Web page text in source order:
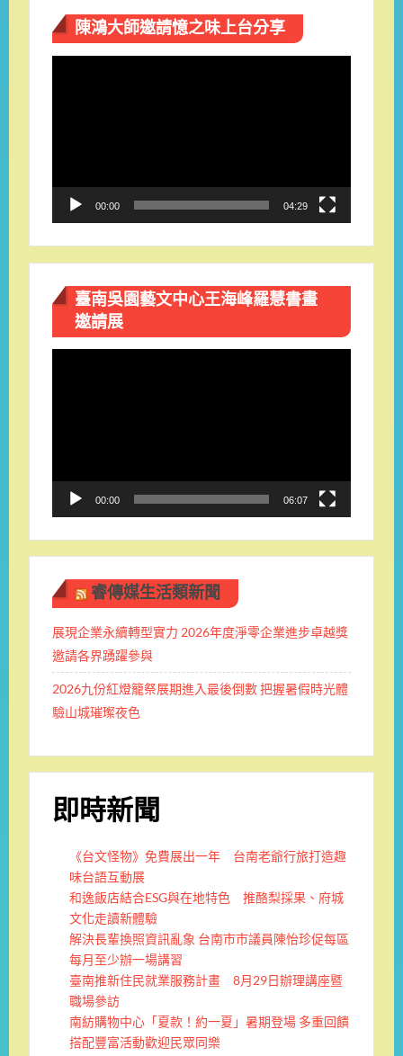
陳鴻大師邀請憶之味上台分享
00:00 04:29
臺南吳園藝文中心王海峰羅慧書畫
邀請展
00:00 06:07
睿傳媒生活類新聞
展現企業永續轉型實力 2026年度淨零企業進步卓越獎
邀請各界踴躍參與
2026九份紅燈籠祭展期進入最後倒數 把握暑假時光體
驗山城璀璨夜色
即時新聞
《台文怪物》免費展出一年 台南老爺行旅打造趣
味台語互動展
和逸飯店結合ESG與在地特色 推酪梨採果、府城
文化走讀新體驗
解決長輩換照資訊亂象 台南市市議員陳怡珍促每區
每月至少辦一場講習
臺南推新住民就業服務計畫 8月29日辦理講座暨
職場參訪
南紡購物中心「夏款！約一夏」暑期登場 多重回饋
搭配豐富活動歡迎民眾同樂